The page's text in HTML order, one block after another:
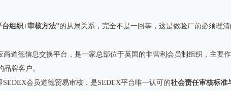
台组织+审核方法”的从属关系，完全不是一回事，这是做验厂前必须理清
应商道德信息交换平台，是一家总部位于英国的非营利会员制组织，主
牌客户。
SEDEX会员道德贸易审核，是SEDEX平台唯一认可的社会责任审核标准